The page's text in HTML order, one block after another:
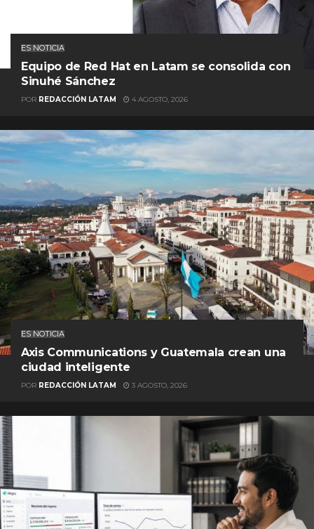
ES NOTICIA
Equipo de Red Hat en Latam se consolida con
Sinuhé Sánchez
POR REDACCIÓN LATAM 4 AGOSTO, 2026
ES NOTICIA
Axis Communications y Guatemala crean una
ciudad inteligente
POR REDACCIÓN LATAM 3 AGOSTO, 2026